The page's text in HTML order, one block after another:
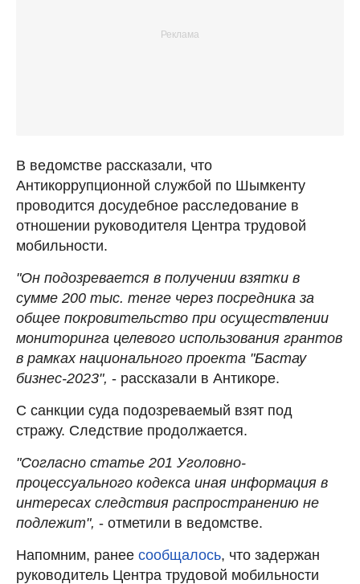
В ведомстве рассказали, что
Антикоррупционной службой по Шымкенту
проводится досудебное расследование в
отношении руководителя Центра трудовой
мобильности.
"Он подозревается в получении взятки в
сумме 200 тыс. тенге через посредника за
общее покровительство при осуществлении
мониторинга целевого использования грантов
в рамках национального проекта "Бастау
бизнес-2023", - рассказали в Антикоре.
С санкции суда подозреваемый взят под
стражу. Следствие продолжается.
"Согласно статье 201 Уголовно-
процессуального кодекса иная информация в
интересах следствия распространению не
подлежит", - отметили в ведомстве.
Напомним, ранее сообщалось, что задержан
руководитель Центра трудовой мобильности